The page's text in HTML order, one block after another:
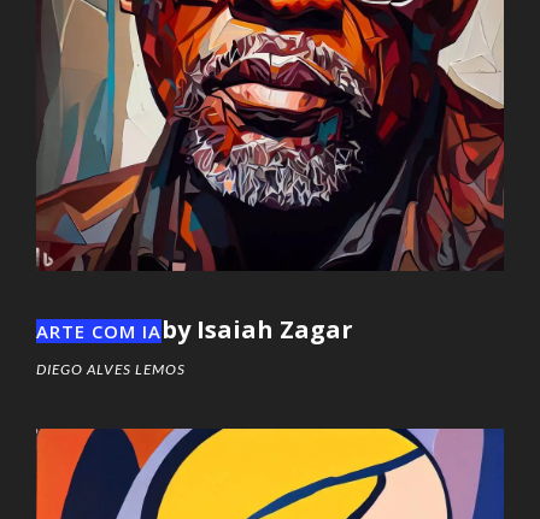
ARTE COM IAby Isaiah Zagar
DIEGO ALVES LEMOS